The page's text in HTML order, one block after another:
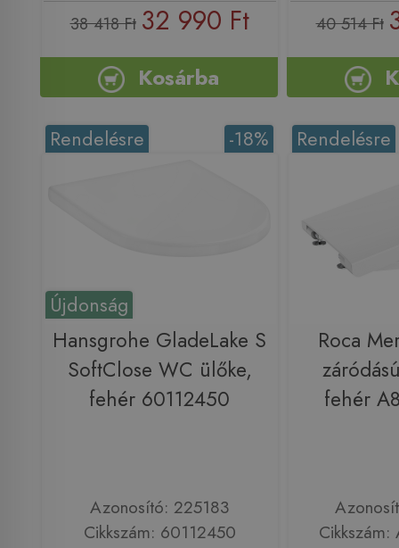
38 418 Ft 32 990 Ft
Kosárba
40 514 Ft
Újdonság
-18%
Rendelésre
Hansgrohe GladeLake S
SoftClose WC ülőke,
fehér 60112450
Azonosító: 225183
Cikkszám: 60112450
Rendelésre
Roca
fehér